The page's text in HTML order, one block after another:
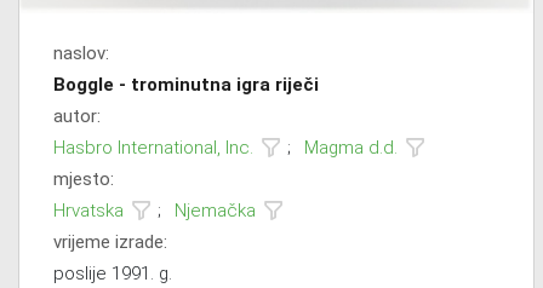
naslov:
Boggle - trominutna igra riječi
autor:
Hasbro International, Inc.
;
Magma d.d.
mjesto:
Hrvatska
;
Njemačka
vrijeme izrade:
poslije 1991. g.